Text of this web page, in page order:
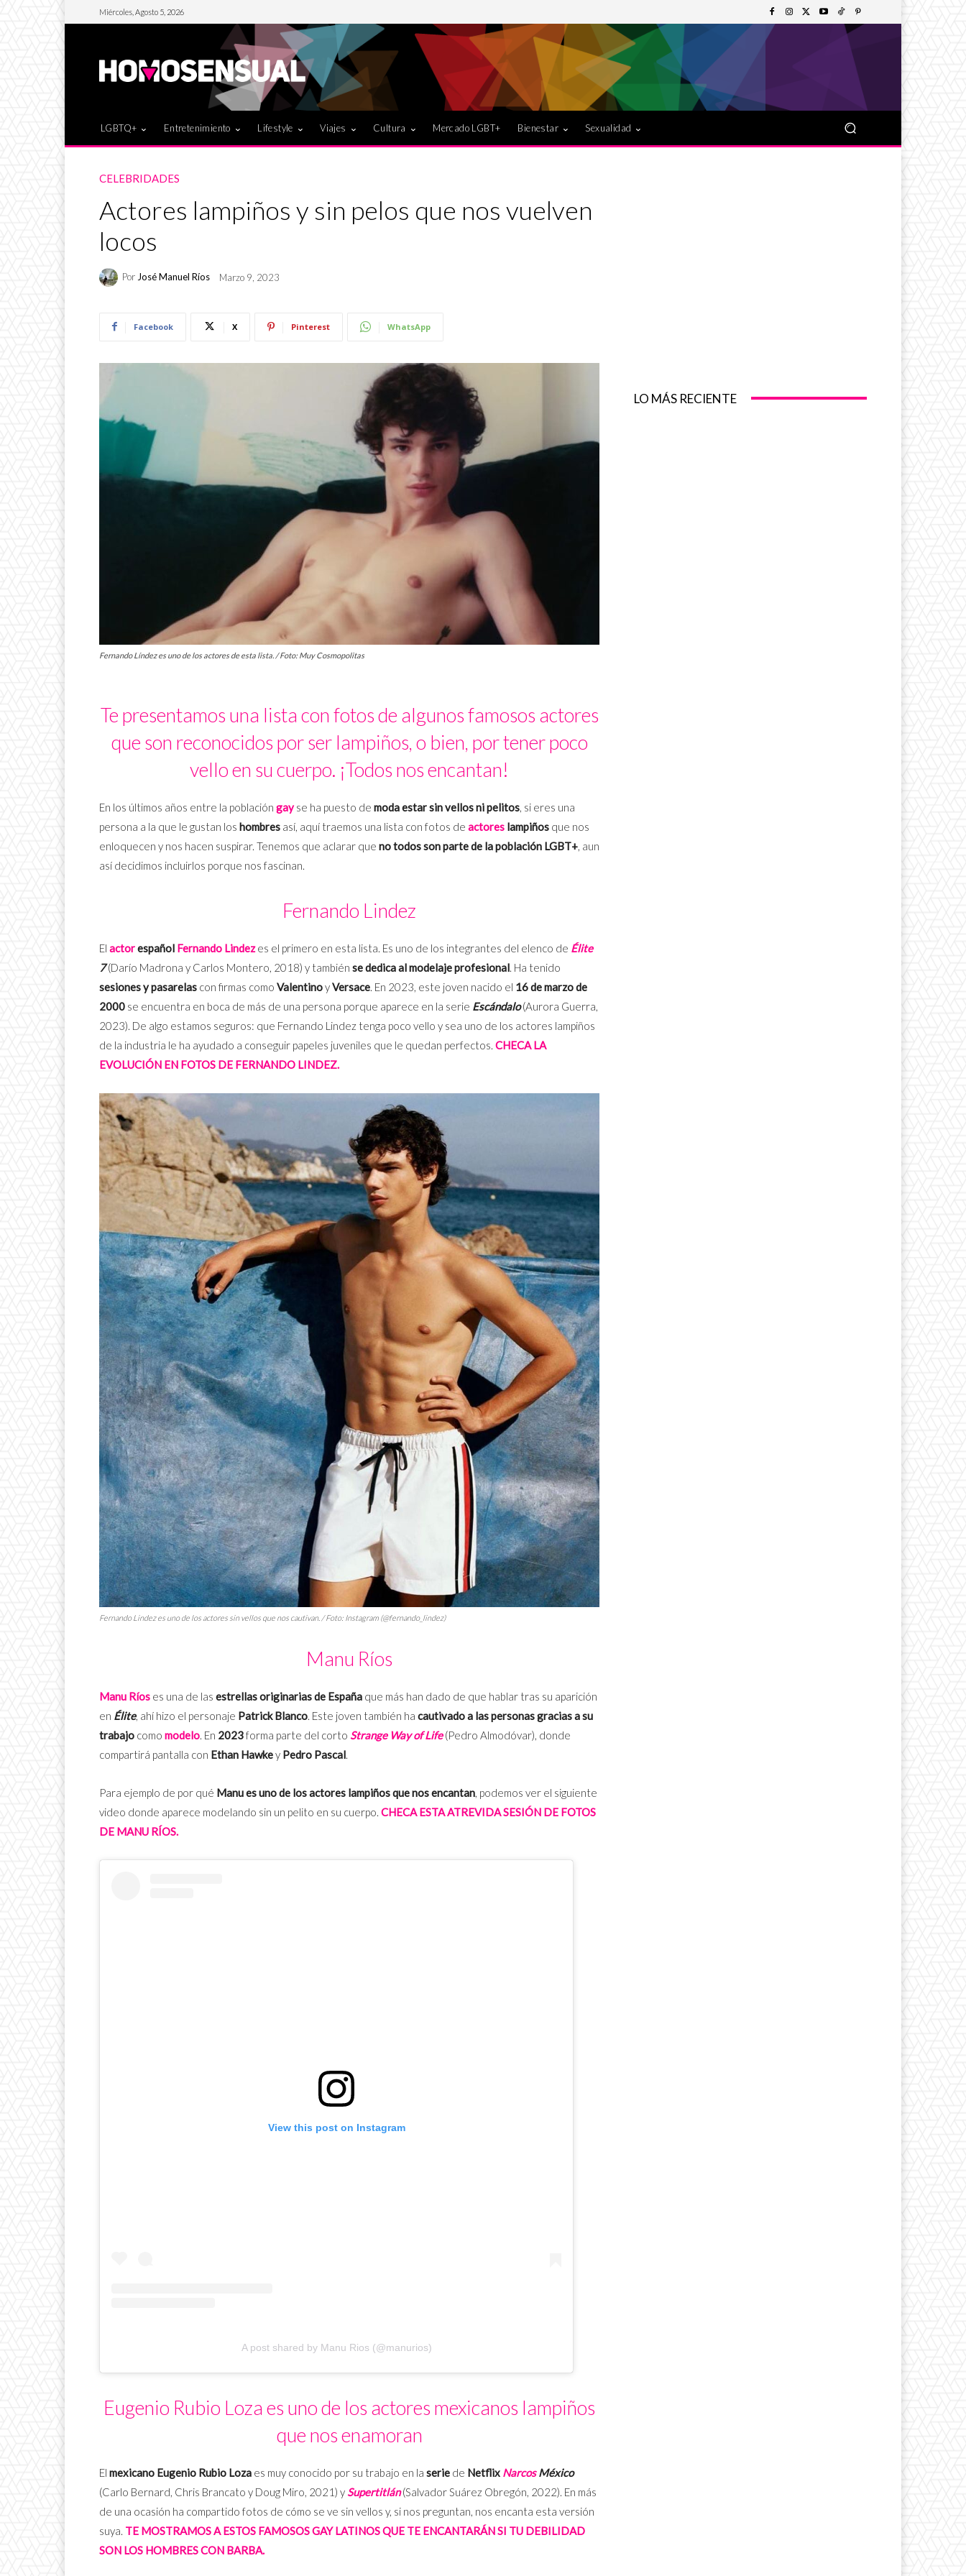
Miércoles, Agosto 5, 2026
LGBTQ+ Entretenimiento Lifestyle Viajes Cultura Mercado LGBT+ Bienestar Sexualidad
CELEBRIDADES
Actores lampiños y sin pelos que nos vuelven
locos
PorJosé Manuel Ríos Marzo 9, 2023
Facebook X Pinterest WhatsApp
Fernando Líndez es uno de los actores de esta lista. / Foto: Muy Cosmopolitas
Te presentamos una lista con fotos de algunos famosos actores
que son reconocidos por ser lampiños, o bien, por tener poco
vello en su cuerpo. ¡Todos nos encantan!
En los últimos años entre la población gay se ha puesto de moda estar sin vellos ni pelitos, si eres una
persona a la que le gustan los hombres así, aquí traemos una lista con fotos de actores lampiños que nos
enloquecen y nos hacen suspirar. Tenemos que aclarar que no todos son parte de la población LGBT+, aun
así decidimos incluirlos porque nos fascinan.
Fernando Lindez
El actorespañol Fernando Lindezes el primero en esta lista. Es uno de los integrantes del elenco de Élite
7(Darío Madrona y Carlos Montero, 2018) y también se dedica al modelaje profesional. Ha tenido
sesiones y pasarelas con firmas como ValentinoyVersace. En 2023, este joven nacido el 16 de marzo de
2000 se encuentra en boca de más de una persona porque aparece en la serie Escándalo(Aurora Guerra,
2023). De algo estamos seguros: que Fernando Lindez tenga poco vello y sea uno de los actores lampiños
de la industria le ha ayudado a conseguir papeles juveniles que le quedan perfectos. CHECA LA
EVOLUCIÓN EN FOTOS DE FERNANDO LINDEZ.
Fernando Lindez es uno de los actores sin vellos que nos cautivan. / Foto: Instagram (@fernando_lindez)
Manu Ríos
Manu Ríos es una de las estrellas originarias de España que más han dado de que hablar tras su aparición
en Élite, ahí hizo el personaje Patrick Blanco . Este joven también ha cautivado a las personas gracias a su
trabajo como modelo . En 2023forma parte del corto Strange Way of Life (Pedro Almodóvar), donde
compartirá pantalla con Ethan Hawkey Pedro Pascal
Para ejemplo de por qué Manu es uno de los actores lampiños que nos encantan , podemos ver el siguiente
video donde aparece modelando sin un pelito en su cuerpo. CHECA ESTA ATREVIDA SESIÓN DE FOTOS
DE MANU RÍOS.
View this post on Instagram
A post shared by Manu Rios (@manurios)
Eugenio Rubio Loza es uno de los actores mexicanos lampiños
que nos enamoran
El mexicano Eugenio Rubio Loza es muy conocido por su trabajo en la serie de Netflix NarcosMéxico
(Carlo Bernard, Chris Brancato y Doug Miro, 2021) ySupertitlán(Salvador Suárez Obregón, 2022). En más
de una ocasión ha compartido fotos de cómo se ve sin vellos y, si nos preguntan, nos encanta esta versión
suya. TE MOSTRAMOS A ESTOS FAMOSOS GAY LATINOS QUE TE ENCANTARÁN SI TU DEBILIDAD
SON LOS HOMBRES CON BARBA.
LO MÁS RECIENTE